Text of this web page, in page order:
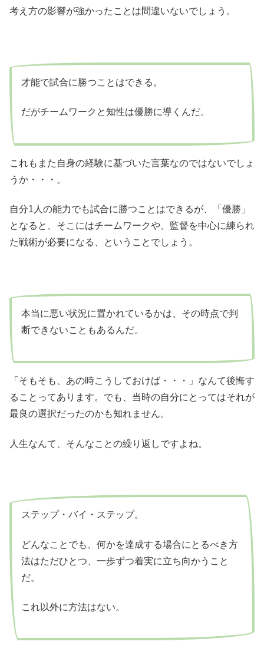
考え方の影響が強かったことは間違いないでしょう。
才能で試合に勝つことはできる。
だがチームワークと知性は優勝に導くんだ。
これもまた自身の経験に基づいた言葉なのではないでしょ
うか・・・。
自分1人の能力でも試合に勝つことはできるが、「優勝」
となると、そこにはチームワークや、監督を中心に練られ
た戦術が必要になる、ということでしょう。
本当に悪い状況に置かれているかは、その時点で判
断できないこともあるんだ。
「そもそも、あの時こうしておけば・・・」なんて後悔す
ることってあります。でも、当時の自分にとってはそれが
最良の選択だったのかも知れません。
人生なんて、そんなことの繰り返しですよね。
ステップ・バイ・ステップ。
どんなことでも、何かを達成する場合にとるべき方
法はただひとつ、一歩ずつ着実に立ち向かうこと
だ。
これ以外に方法はない。